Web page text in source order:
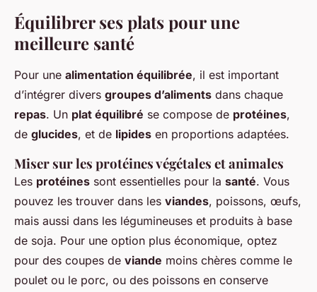
Équilibrer ses plats pour une
meilleure santé
Pour une alimentation équilibrée, il est important
d’intégrer divers groupes d’aliments dans chaque
repas. Un plat équilibré se compose de protéines,
de glucides, et de lipides en proportions adaptées.
Miser sur les protéines végétales et animales
Les protéines sont essentielles pour la santé. Vous
pouvez les trouver dans les viandes, poissons, œufs,
mais aussi dans les légumineuses et produits à base
de soja. Pour une option plus économique, optez
pour des coupes de viande moins chères comme le
poulet ou le porc, ou des poissons en conserve